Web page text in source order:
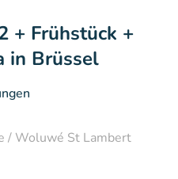
+ Frühstück +
in Brüssel
/ Woluwé St Lambert